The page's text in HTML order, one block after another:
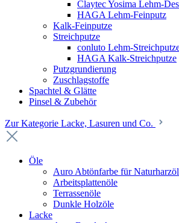
Claytec Yosima Lehm-
HAGA Lehm-Feinputz
Kalk-Feinputze
Streichputze
conluto Lehm-
HAGA Kalk-Streichputze
Putzgrundierung
Zuschlagstoffe
Spachtel & Glätte
Pinsel & Zubehör
Zur Kategorie Lacke, Lasuren und Co.
Öle
Auro Abtönfarbe für
Arbeitsplattenöle
Terrassenöle
Dunkle Holzöle
Lacke